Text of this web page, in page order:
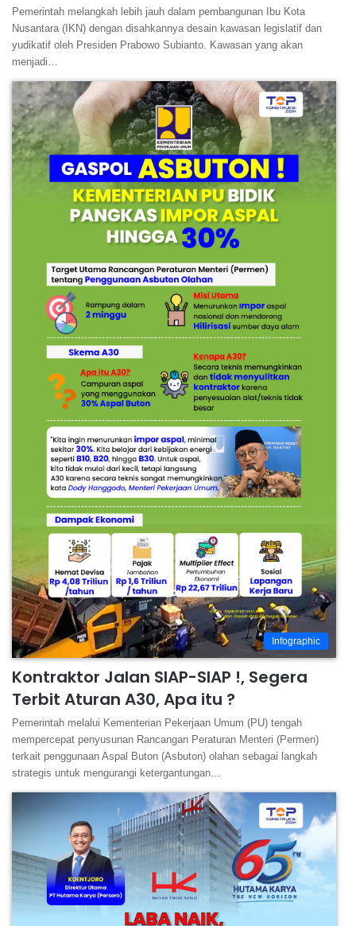
Pemerintah melangkah lebih jauh dalam pembangunan Ibu Kota
Nusantara (IKN) dengan disahkannya desain kawasan legislatif dan
yudikatif oleh Presiden Prabowo Subianto. Kawasan yang akan
menjadi…
Infographic
Kontraktor Jalan SIAP-SIAP !, Segera
Terbit Aturan A30, Apa itu ?
Pemerintah melalui Kementerian Pekerjaan Umum (PU) tengah
mempercepat penyusunan Rancangan Peraturan Menteri (Permen)
terkait penggunaan Aspal Buton (Asbuton) olahan sebagai langkah
strategis untuk mengurangi ketergantungan…